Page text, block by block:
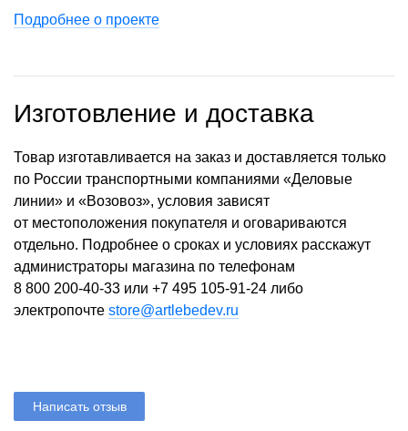
Подробнее о проекте
Изготовление и доставка
Товар изготавливается на заказ и доставляется только
по России транспортными компаниями «Деловые
линии» и «Возовоз», условия зависят
от местоположения покупателя и оговариваются
отдельно. Подробнее о сроках и условиях расскажут
администраторы магазина по телефонам
8 800 200-40-33 или +7 495 105-91-24 либо
электропочте store@artlebedev.ru
Написать отзыв